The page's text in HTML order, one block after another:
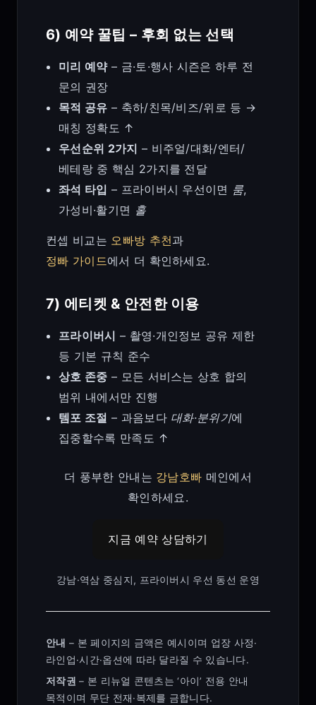
6) 예약 꿀팁 – 후회 없는 선택
미리 예약– 금·토·행사 시즌은 하루 전
문의 권장
목적 공유 – 축하/친목/비즈/위로 등 →
매칭 정확도 ↑
우선순위 2가지 – 비주얼/대화/엔터/
베테랑 중 핵심 2가지를 전달
좌석 타입 – 프라이버시 우선이면 룸,
가성비·활기면 홀
컨셉 비교는 오빠방 추천과
정빠 가이드에서 더 확인하세요.
7) 에티켓 & 안전한 이용
프라이버시 – 촬영·개인정보 공유 제한
등 기본 규칙 준수
상호 존중 – 모든 서비스는 상호 합의
범위 내에서만 진행
템포 조절 – 과음보다 대화·분위기에
집중할수록 만족도 ↑
더 풍부한 안내는 강남호빠 메인에서
확인하세요.
지금 예약 상담하기
강남·역삼 중심지, 프라이버시 우선 동선 운영
안내 – 본 페이지의 금액은 예시이며 업장 사정·
라인업·시간·옵션에 따라 달라질 수 있습니다.
저작권 – 본 리뉴얼 콘텐츠는 ‘아이’ 전용 안내
목적이며 무단 전재·복제를 금합니다.